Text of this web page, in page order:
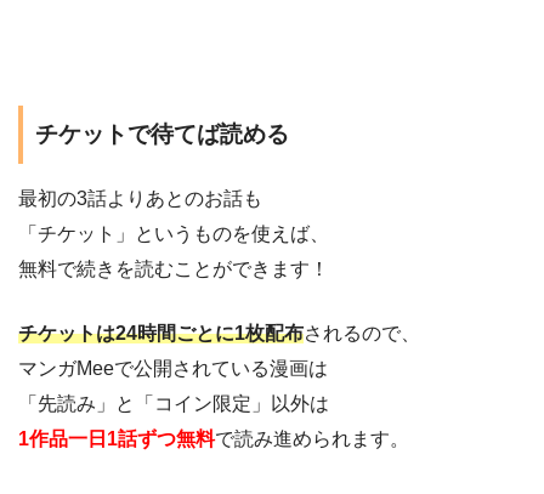
チケットで待てば読める
最初の3話よりあとのお話も
「チケット」というものを使えば、
無料で続きを読むことができます！
チケットは24時間ごとに1枚配布されるので、
マンガMeeで公開されている漫画は
「先読み」と「コイン限定」以外は
1作品一日1話ずつ無料で読み進められます。